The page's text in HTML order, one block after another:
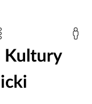
Kultury